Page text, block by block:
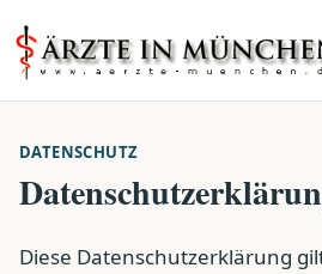
DATENSCHUTZ
Diese Datenschutzerklärung